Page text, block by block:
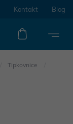
Kontakt Blog
Tipkovnice